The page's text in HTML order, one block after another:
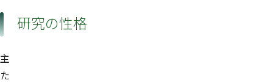
研究の性格
主
た